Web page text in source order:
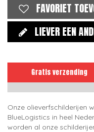
FAVORIET
LIEVER EEN
Gratis verzending
Onze olieverfschilderijen
BlueLogistics in heel
worden al onze